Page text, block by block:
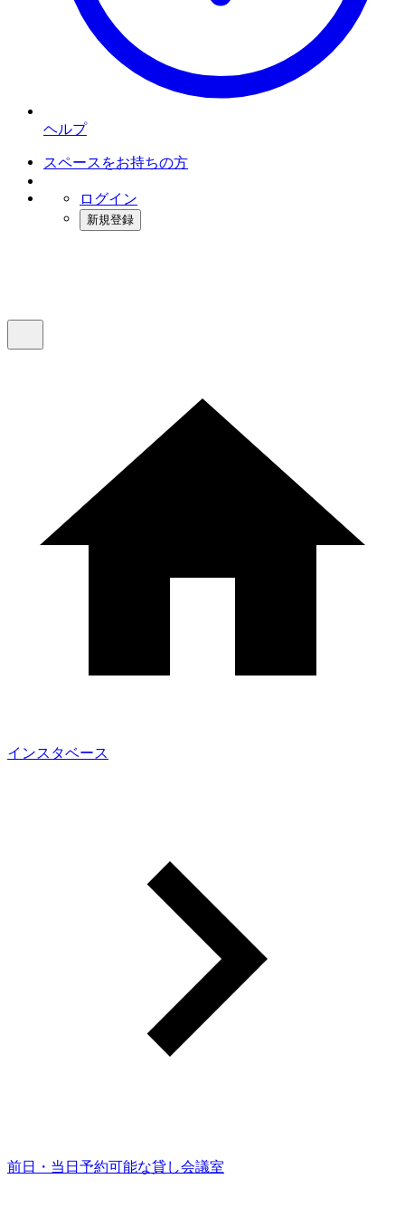
ヘルプ
スペースをお持ちの方
ログイン
新規登録
インスタベース
前日・当日予約可能な貸し会議室